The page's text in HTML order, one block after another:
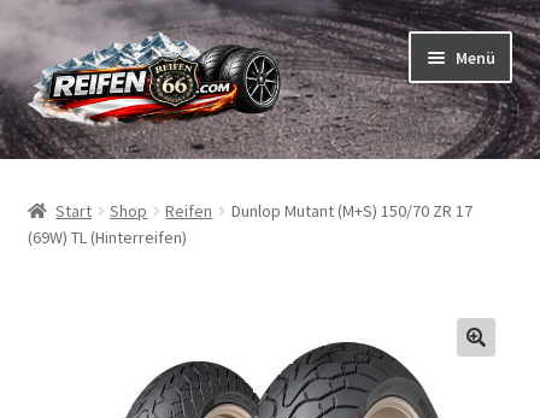
Zur
Navigation
springen
Zum
Inhalt
springen
Menü
Reifen
Schläuche
Start Shop Reifen
Dunlop Mutant (M+S) 150/70 ZR 17
(69W) TL (Hinterreifen)